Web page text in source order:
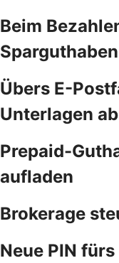
Beim
Übers E-
Unterlagen
Prepaid-
aufladen
Brokerage
Neue PIN